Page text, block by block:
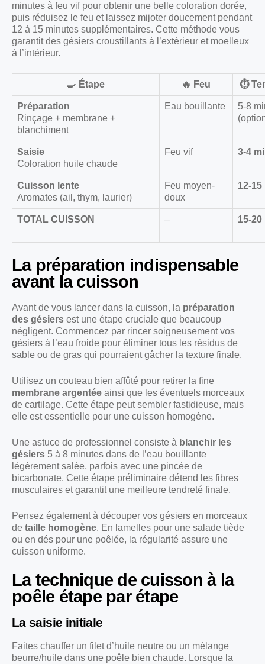
minutes à feu vif pour obtenir une belle coloration dorée,
puis réduisez le feu et laissez mijoter doucement pendant
12 à 15 minutes supplémentaires. Cette méthode vous
garantit des gésiers croustillants à l’extérieur et moelleux
à l’intérieur.
🍳 Étape 🔥 Feu ⏱️
Préparation
Rinçage + membrane +
blanchiment
Eau bouillante
5-8
Saisie
Coloration huile chaude
Feu vif 3-4
Cuisson lente
Aromates (ail, thym, laurier)
Feu moyen-
doux
12-15
TOTAL CUISSON – 15-20
La préparation indispensable
avant la cuisson
Avant de vous lancer dans la cuisson, la préparation
des gésiers est une étape cruciale que beaucoup
négligent. Commencez par rincer soigneusement vos
gésiers à l’eau froide pour éliminer tous les résidus de
sable ou de gras qui pourraient gâcher la texture finale.
Utilisez un couteau bien affûté pour retirer la fine
membrane argentée ainsi que les éventuels morceaux
de cartilage. Cette étape peut sembler fastidieuse, mais
elle est essentielle pour une cuisson homogène.
Une astuce de professionnel consiste à blanchir les
gésiers 5 à 8 minutes dans de l’eau bouillante
légèrement salée, parfois avec une pincée de
bicarbonate. Cette étape préliminaire détend les fibres
musculaires et garantit une meilleure tendreté finale.
Pensez également à découper vos gésiers en morceaux
de taille homogène. En lamelles pour une salade tiède
ou en dés pour une poêlée, la régularité assure une
cuisson uniforme.
La technique de cuisson à la
poêle étape par étape
La saisie initiale
Faites chauffer un filet d’huile neutre ou un mélange
beurre/huile dans une poêle bien chaude. Lorsque la